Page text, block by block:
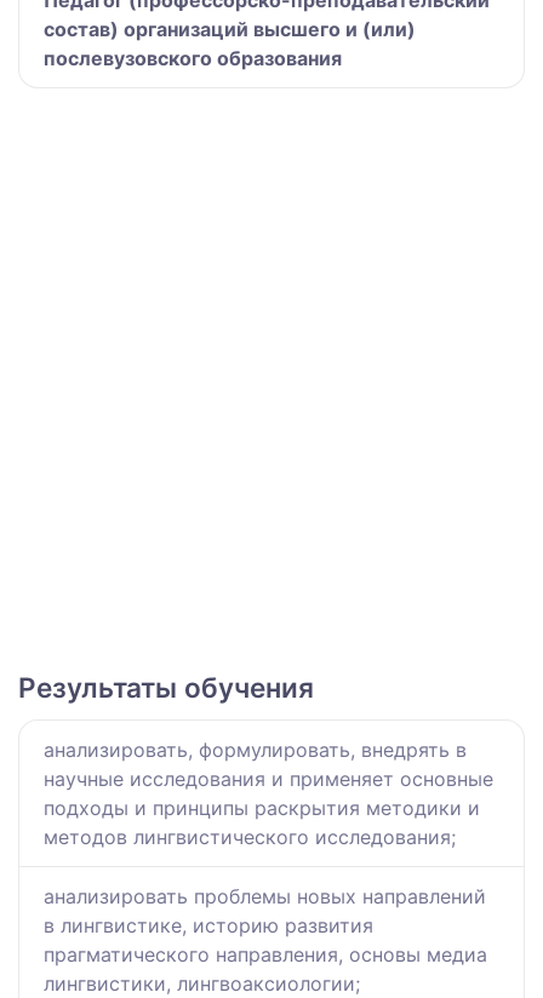
состав) организаций высшего и (или)
послевузовского образования
Результаты обучения
анализировать, формулировать, внедрять в
научные исследования и применяет основные
подходы и принципы раскрытия методики и
методов лингвистического исследования;
анализировать проблемы новых направлений
в лингвистике, историю развития
прагматического направления, основы медиа
лингвистики, лингвоаксиологии;